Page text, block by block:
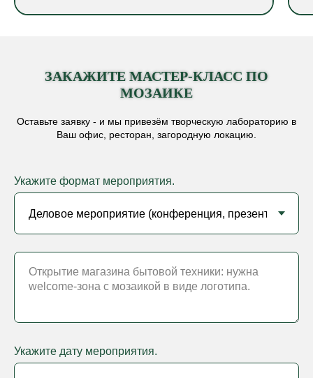
ЗАКАЖИТЕ МАСТЕР-КЛАСС ПО
МОЗАИКЕ
Оставьте заявку - и мы привезём творческую лабораторию в
Ваш офис, ресторан, загородную локацию.
Укажите формат мероприятия.
Укажите дату мероприятия.